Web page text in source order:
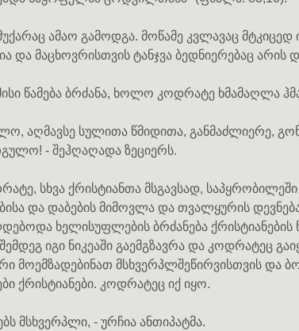
ამაო გამოდგა. მოწამე კვლავაც მტკიცედ
და მაცხოვრისთვის ტანჯვა ბედნიერებაც არის
მისი წამება ბრძანა, ხოლო კოდრატე ხმამაღლა
აღმავსე სულითა წმიდითა, განმაძლიერე,
- შეჰღაღადა ზეციერს.
სხვა ქრისტიანთა მსგავსად,
და დაბების მიმოვლა და თვალყურის
ხელისუფლების ბრძანება ქრისტიანების
იგი ნიკეაში გაემგზავრა და კოდრატეც
მოემზადებინათ მსხვერპლშეწირვისთვის და
ქრისტიანები. კოდრატეც იქ იყო.
მსხვერპლი, - ურჩია ანთიპატმა.